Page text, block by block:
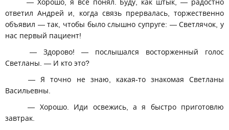
— Хорошо, я всё понял. Буду, как штык, — радостно
ответил Андрей и, когда связь прервалась, торжественно
объявил — так, чтобы было слышно супруге: — Светлячок, у
нас первый пациент!
— Здорово! — послышался восторженный голос
Светланы. — И кто это?
— Я точно не знаю, какая-то знакомая Светланы
Васильевны.
— Хорошо. Иди освежись, а я быстро приготовлю
завтрак.